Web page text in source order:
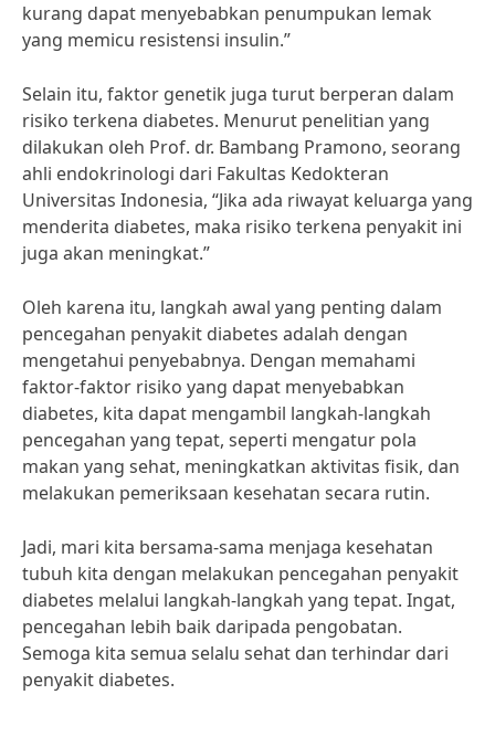
kurang dapat menyebabkan penumpukan lemak
yang memicu resistensi insulin.”
Selain itu, faktor genetik juga turut berperan dalam
risiko terkena diabetes. Menurut penelitian yang
dilakukan oleh Prof. dr. Bambang Pramono, seorang
ahli endokrinologi dari Fakultas Kedokteran
Universitas Indonesia, “Jika ada riwayat keluarga yang
menderita diabetes, maka risiko terkena penyakit ini
juga akan meningkat.”
Oleh karena itu, langkah awal yang penting dalam
pencegahan penyakit diabetes adalah dengan
mengetahui penyebabnya. Dengan memahami
faktor-faktor risiko yang dapat menyebabkan
diabetes, kita dapat mengambil langkah-langkah
pencegahan yang tepat, seperti mengatur pola
makan yang sehat, meningkatkan aktivitas fisik, dan
melakukan pemeriksaan kesehatan secara rutin.
Jadi, mari kita bersama-sama menjaga kesehatan
tubuh kita dengan melakukan pencegahan penyakit
diabetes melalui langkah-langkah yang tepat. Ingat,
pencegahan lebih baik daripada pengobatan.
Semoga kita semua selalu sehat dan terhindar dari
penyakit diabetes.